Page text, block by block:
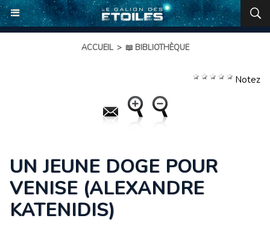
ACCUEIL > 📖 BIBLIOTHÈQUE
Notez
UN JEUNE DOGE POUR
VENISE (ALEXANDRE
KATENIDIS)